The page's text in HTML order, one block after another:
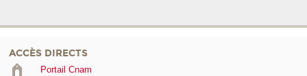
ACCÈS DIRECTS
Portail Cnam